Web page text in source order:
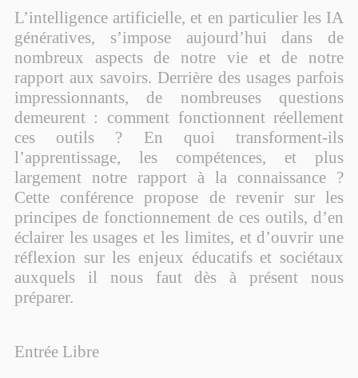
L’intelligence artificielle, et en particulier les IA
génératives, s’impose aujourd’hui dans de
nombreux aspects de notre vie et de notre
rapport aux savoirs. Derrière des usages parfois
impressionnants, de nombreuses questions
demeurent : comment fonctionnent réellement
ces outils ? En quoi transforment-ils
l’apprentissage, les compétences, et plus
largement notre rapport à la connaissance ?
Cette conférence propose de revenir sur les
principes de fonctionnement de ces outils, d’en
éclairer les usages et les limites, et d’ouvrir une
réflexion sur les enjeux éducatifs et sociétaux
auxquels il nous faut dès à présent nous
préparer.
Entrée Libre